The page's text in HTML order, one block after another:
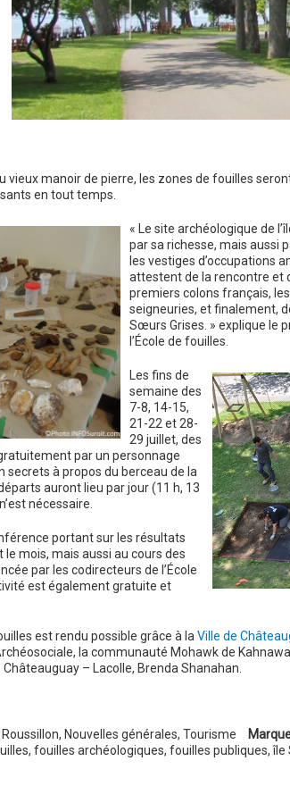
vieux manoir de pierre, les zones de fouilles
en tout temps.
« Le site archéologique de
par sa richesse, mais aussi
les vestiges d’occupations
attestent de la rencontre et
premiers colons français,
seigneuries, et finalement,
Sœurs Grises. » explique le
l’École de fouilles.
Les fins de
semaine des
7-8, 14-15,
21-22 et 28-
29 juillet, des
par un personnage
secrets à propos du berceau de la
auront lieu par jour (11 h, 13
nécessaire.
portant sur les résultats
mois, mais aussi au cours des
par les codirecteurs de l’École
est également gratuite et
est rendu possible grâce à la Ville de
la communauté Mohawk de
– Lacolle, Brenda Shanahan.
, Nouvelles générales, Tourisme
, fouilles archéologiques, fouilles publiques,île